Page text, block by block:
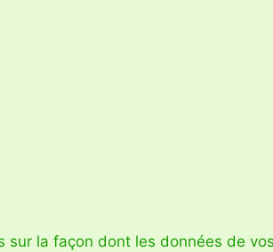
sur la façon dont les données de